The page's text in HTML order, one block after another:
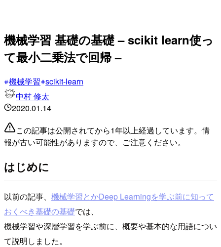
機械学習 基礎の基礎 – scikit learn使っ
て最小二乗法で回帰 –
機械学習 scikit-learn
中村 修太
2020.01.14
この記事は公開されてから1年以上経過しています。情
報が古い可能性がありますので、ご注意ください。
はじめに
以前の記事、 機械学習とかDeep Learningを学ぶ前に知って
おくべき基礎の基礎では、
機械学習や深層学習を学ぶ前に、概要や基本的な用語につい
て説明しました。